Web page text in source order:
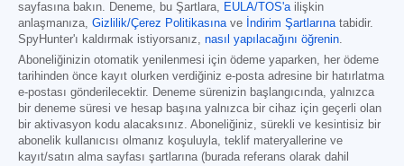
sayfasına bakın. Deneme, bu Şartlara, EULA/TOS'ailişkin
anlaşmanıza, Gizlilik/Çerez Politikasınave İndirim Şartlarınatabidir.
SpyHunter'ı kaldırmak istiyorsanız, nasıl yapılacağını öğrenin.
Aboneliğinizin otomatik yenilenmesi için ödeme yaparken, her ödeme
tarihinden önce kayıt olurken verdiğiniz e-posta adresine bir hatırlatma
e-postası gönderilecektir. Deneme sürenizin başlangıcında, yalnızca
bir deneme süresi ve hesap başına yalnızca bir cihaz için geçerli olan
bir aktivasyon kodu alacaksınız. Aboneliğiniz, sürekli ve kesintisiz bir
abonelik kullanıcısı olmanız koşuluyla, teklif materyallerine ve
kayıt/satın alma sayfası şartlarına (burada referans olarak dahil